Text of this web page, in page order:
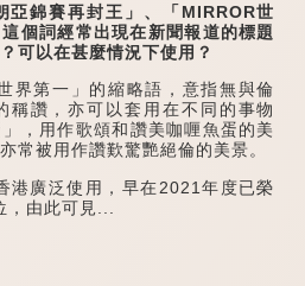
錦賽再封王」、「MIRROR世
個詞經常出現在新聞報道的標題
可以在甚麼情況下使用？
第一」的縮略語，意指無與倫
稱讚，亦可以套用在不同的事物
，用作歌頌和讚美咖喱魚蛋的美
常被用作讚歎驚艷絕倫的美景。
廣泛使用，早在2021年度已榮
由此可見...